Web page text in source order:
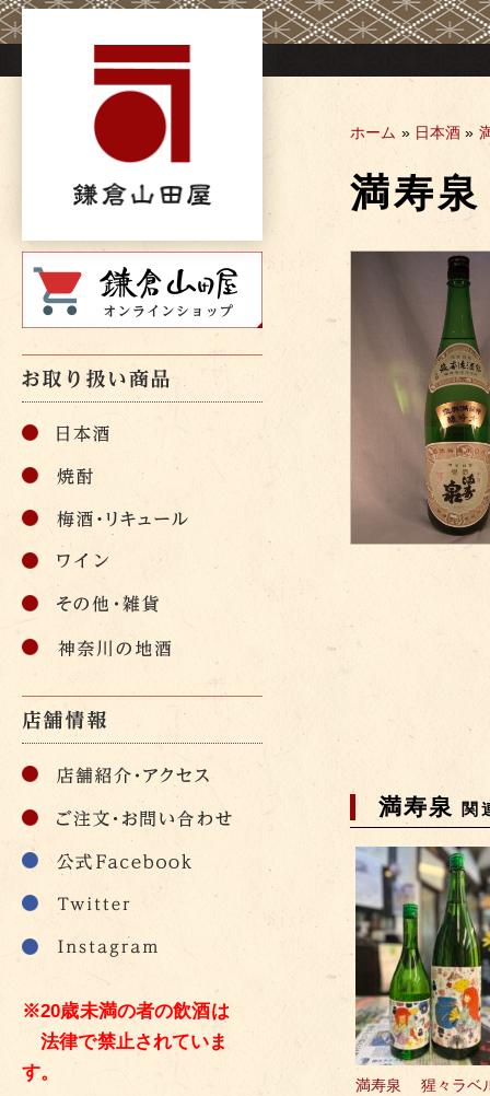
Skip
to
ホーム » 日本酒 »
満寿
満寿泉関
満寿泉 猩々ラベ
※20歳未満の者の飲酒は
法律で禁止されていま
す。